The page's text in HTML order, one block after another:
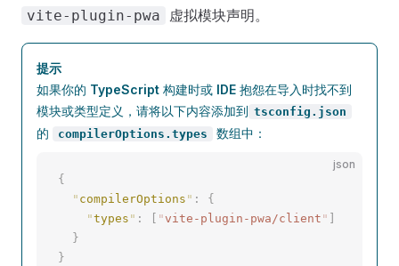
vite-plugin-pwa 虚拟模块声明。
提示
如果你的 TypeScript 构建时或 IDE 抱怨在导入时找不到
模块或类型定义，请将以下内容添加到 tsconfig.json
的 compilerOptions.types 数组中：
json
{
  "
compilerOptions " :
{
    "
types " : "vite-plugin-pwa/client "
  }
}